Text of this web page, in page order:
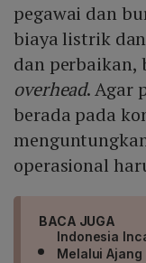
pegawai dan
biaya listrik
dan perbaikan,
overhead. Agar
berada pada
operasional
BACA JUGA
Indonesia
Melalui Ajang